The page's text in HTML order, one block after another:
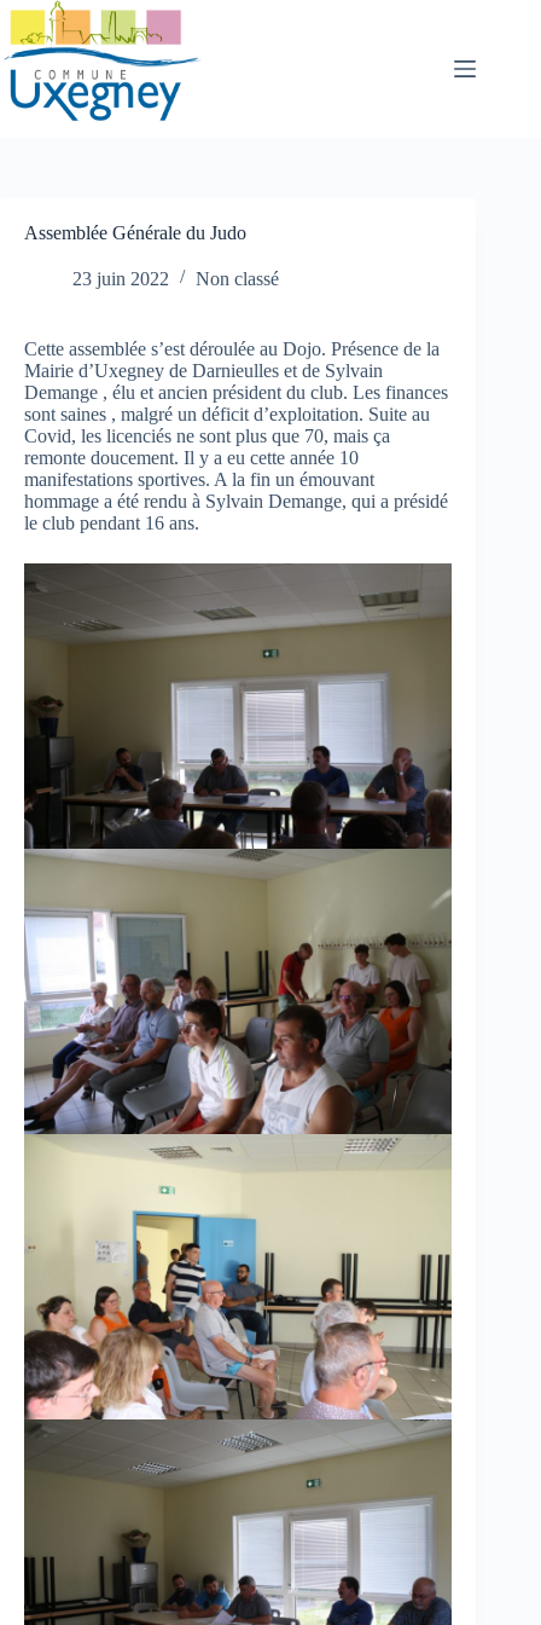
Passer
contenu
Assemblée Générale du Judo
23 juin 2022 Non classé
Cette assemblée s’est déroulée au Dojo. Présence de la
Mairie d’Uxegney de Darnieulles et de Sylvain
Demange , élu et ancien président du club. Les finances
sont saines , malgré un déficit d’exploitation. Suite au
Covid, les licenciés ne sont plus que 70, mais ça
remonte doucement. Il y a eu cette année 10
manifestations sportives. A la fin un émouvant
hommage a été rendu à Sylvain Demange, qui a présidé
le club pendant 16 ans.